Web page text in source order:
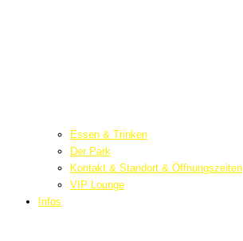
Essen & Trinken
Der Park
Kontakt & Standort & Öffnungszeiten
VIP Lounge
Infos